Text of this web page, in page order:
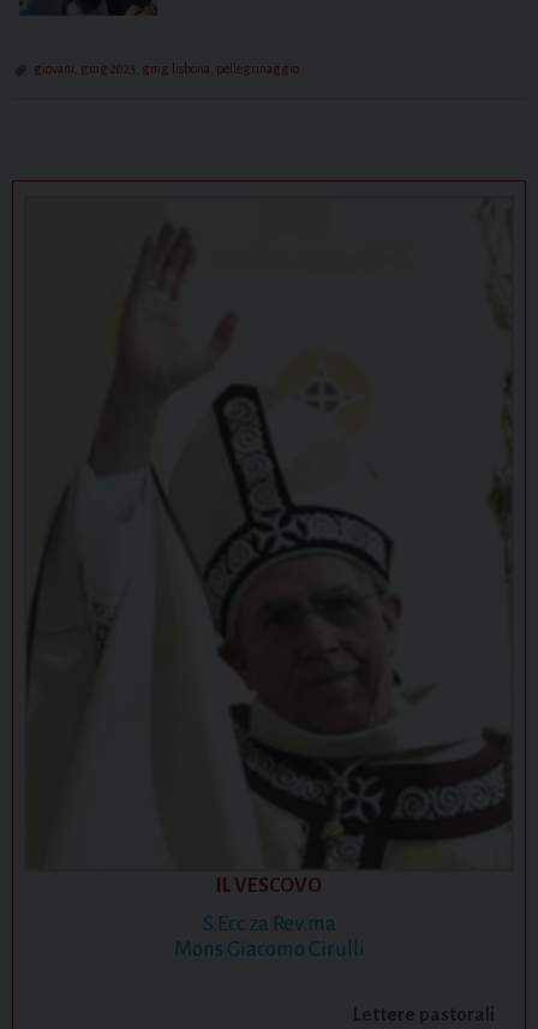
giovani gmg 2023 gmg lisbona pellegrinaggio
o
IL VESCOVO
S.Ecc.za Rev.ma
Mons Giacomo Cirulli
Lettere pastorali